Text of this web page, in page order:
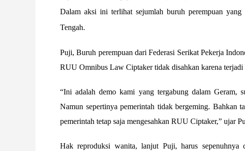
Dalam aksi ini terlihat sejumlah buruh perempuan
Tengah.
Puji, Buruh perempuan dari Federasi Serikat Pekerja
RUU Omnibus Law Ciptaker tidak disahkan karena terjadi
“Ini adalah demo kami yang tergabung dalam Geram,
Namun sepertinya pemerintah tidak bergeming. Bahkan
pemerintah tetap saja mengesahkan RUU Ciptaker,” ujar
Hak reproduksi wanita, lanjut Puji, harus